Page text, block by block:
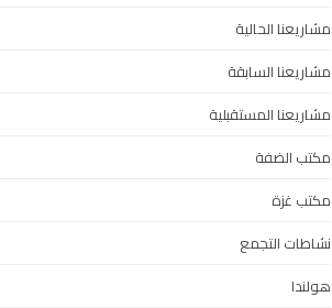
مشاريعنا الحالية
مشاريعنا السابقة
مشاريعنا المستقبلية
مكتب الضفة
مكتب غزة
نشاطات التجمع
هولندا